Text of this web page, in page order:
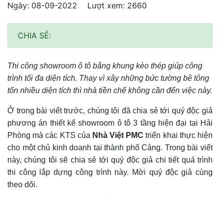
Ngày: 08-09-2022 Lượt xem: 2660
CHIA SẺ:
Thi công showroom ô tô bằng khung kèo thép giúp công
trình tối đa diện tích. Thay vì xây những bức tường bê tông
tốn nhiều diện tích thì nhà tiền chế không cần đến việc này.
Ở trong bài viết trước, chúng tôi đã chia sẻ tới quý độc giả
phương án thiết kế showroom ô tô 3 tầng hiện đại tại Hải
Phòng mà các KTS của Nhà Việt PMC triển khai thực hiện
cho một chủ kinh doanh tại thành phố Cảng. Trong bài viết
này, chúng tôi sẽ chia sẻ tới quý độc giả chi tiết quá trình
thi công lắp dựng công trình này. Mời quý độc giả cùng
theo dõi.